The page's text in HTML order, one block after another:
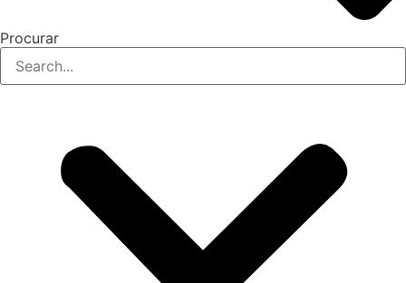
Procurar